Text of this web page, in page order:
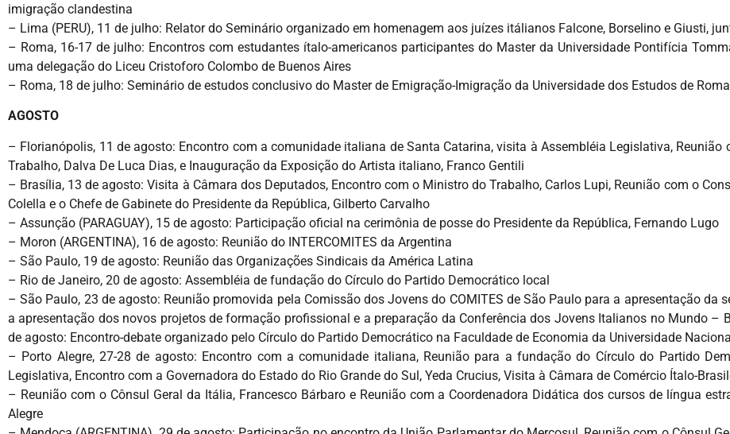
imigração clandestina
– Lima (PERU), 11 de julho: Relator do Seminário organizado em homenagem aos juízes itálianos Falcone, Borselino e Giusti,
– Roma, 16-17 de julho: Encontros com estudantes ítalo-americanos participantes do Master da Universidade Pontifícia
uma delegação do Liceu Cristoforo Colombo de Buenos Aires
– Roma, 18 de julho: Seminário de estudos conclusivo do Master de Emigração-Imigração da Universidade dos Estudos de
AGOSTO
– Florianópolis, 11 de agosto: Encontro com a comunidade italiana de Santa Catarina, visita à Assembléia Legislativa, Reunião
Trabalho, Dalva De Luca Dias, e Inauguração da Exposição do Artista italiano, Franco Gentili
– Brasília, 13 de agosto: Visita à Câmara dos Deputados, Encontro com o Ministro do Trabalho, Carlos Lupi, Reunião com o
Colella e o Chefe de Gabinete do Presidente da República, Gilberto Carvalho
– Assunção (PARAGUAY), 15 de agosto: Participação oficial na cerimônia de posse do Presidente da República, Fernando Lugo
– Moron (ARGENTINA), 16 de agosto: Reunião do INTERCOMITES da Argentina
– São Paulo, 19 de agosto: Reunião das Organizações Sindicais da América Latina
– Rio de Janeiro, 20 de agosto: Assembléia de fundação do Círculo do Partido Democrático local
– São Paulo, 23 de agosto: Reunião promovida pela Comissão dos Jovens do COMITES de São Paulo para a apresentação da
a apresentação dos novos projetos de formação profissional e a preparação da Conferência dos Jovens Italianos no Mundo –
de agosto: Encontro-debate organizado pelo Círculo do Partido Democrático na Faculdade de Economia da Universidade
– Porto Alegre, 27-28 de agosto: Encontro com a comunidade italiana, Reunião para a fundação do Círculo do Partido
Legislativa, Encontro com a Governadora do Estado do Rio Grande do Sul, Yeda Crucius, Visita à Câmara de Comércio Ítalo-
– Reunião com o Cônsul Geral da Itália, Francesco Bárbaro e Reunião com a Coordenadora Didática dos cursos de língua
Alegre